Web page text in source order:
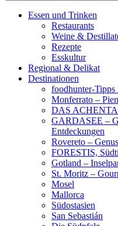
Essen und Trinken
Restaurants
Weine &
Rezepte
Esskultur
Regional & Delikat
Destinationen
foodhunter-Tipps
Monferrato –
DAS
GARDASEE –
Entdeckungen
Rovereto –
FORESTIS,
Gotland –
St. Moritz –
Mosel
Mallorca
Südostasien
San Sebastián